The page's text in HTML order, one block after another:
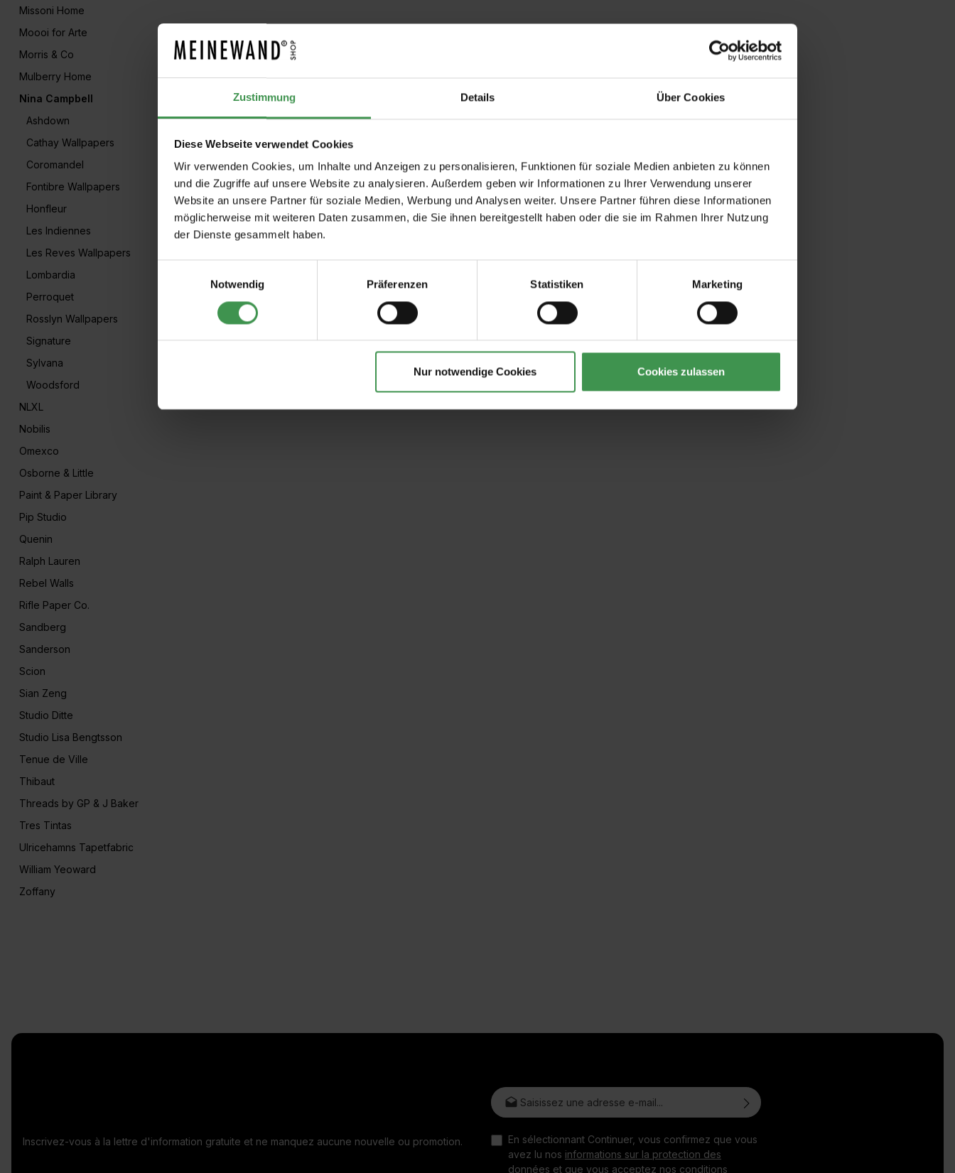
Zustimmung Details Über Cookies
Diese Webseite verwendet Cookies
Wir verwenden Cookies, um Inhalte und Anzeigen zu personalisieren, Funktionen für soziale Medien anbieten zu können
und die Zugriffe auf unsere Website zu analysieren. Außerdem geben wir Informationen zu Ihrer Verwendung unserer
Website an unsere Partner für soziale Medien, Werbung und Analysen weiter. Unsere Partner führen diese Informationen
möglicherweise mit weiteren Daten zusammen, die Sie ihnen bereitgestellt haben oder die sie im Rahmen Ihrer Nutzung
der Dienste gesammelt haben.
Notwendig
Präferenzen Statistiken Marketing
Nur notwendige Cookies Cookies zulassen
Missoni Home
Moooi for Arte
Morris & Co
Mulberry Home
Nina Campbell
Ashdown
Cathay Wallpapers
Coromandel
Fontibre Wallpapers
Honfleur
Les Indiennes
Les Reves Wallpapers
Lombardia
Perroquet
Rosslyn Wallpapers
Signature
Sylvana
Woodsford
NLXL
Nobilis
Omexco
Osborne & Little
Paint & Paper Library
Pip Studio
Quenin
Ralph Lauren
Rebel Walls
Rifle Paper Co.
Sandberg
Sanderson
Scion
Sian Zeng
Studio Ditte
Studio Lisa Bengtsson
Tenue de Ville
Thibaut
Threads by GP & J Baker
Tres Tintas
Ulricehamns Tapetfabric
William Yeoward
Zoffany
Inscrivez-vous à la lettre d'information gratuite et ne manquez aucune nouvelle ou promotion.
Adresse e-mail*
En sélectionnant Continuer, vous confirmez que vous
avez lu nos informations sur la protection des
données et que vous acceptez nos conditions